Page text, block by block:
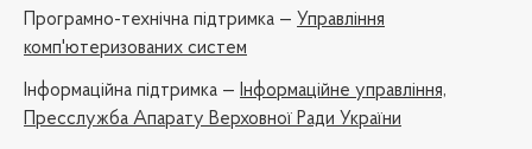
Програмно-технічна підтримка — Управління
комп'ютеризованих систем
Iнформаційна підтримка — Інформаційне управління,
Пресслужба Апарату Верховної Ради України